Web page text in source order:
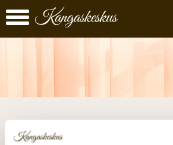
Virhesivu